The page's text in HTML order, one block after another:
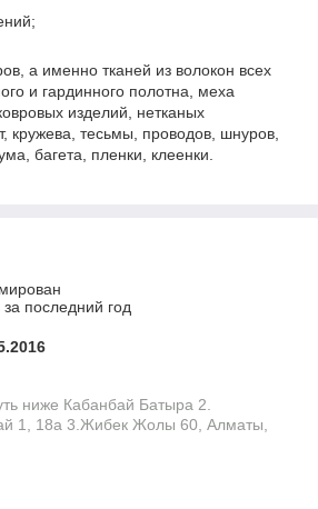
а именно тканей из волокон всех
и гардинного полотна, меха
изделий, нетканых
кружева, тесьмы, проводов, шнуров,
багета, пленки, клеенки.
последний год
Батыра ㅤㅤㅤㅤㅤㅤㅤㅤㅤㅤㅤㅤㅤㅤ2.
1, 18а 3.Жибек Жолы 60, Алматы,